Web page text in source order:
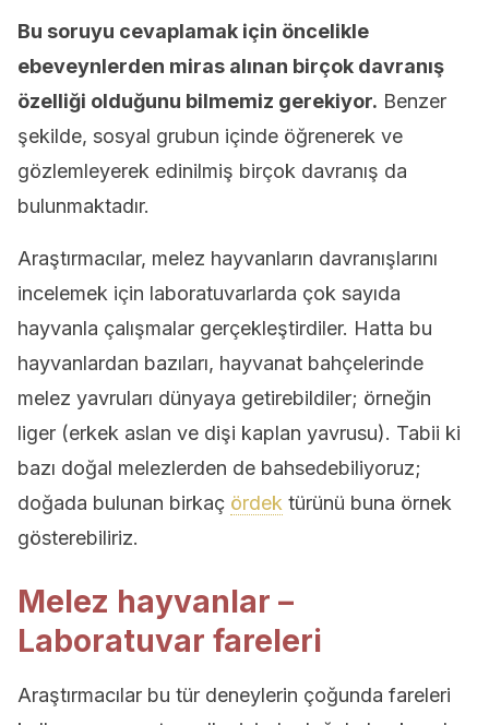
Bu soruyu cevaplamak için öncelikle
ebeveynlerden miras alınan birçok davranış
özelliği olduğunu bilmemiz gerekiyor. Benzer
şekilde, sosyal grubun içinde öğrenerek ve
gözlemleyerek edinilmiş birçok davranış da
bulunmaktadır.
Araştırmacılar, melez hayvanların davranışlarını
incelemek için laboratuvarlarda çok sayıda
hayvanla çalışmalar gerçekleştirdiler. Hatta bu
hayvanlardan bazıları, hayvanat bahçelerinde
melez yavruları dünyaya getirebildiler; örneğin
liger (erkek aslan ve dişi kaplan yavrusu). Tabii ki
bazı doğal melezlerden de bahsedebiliyoruz;
doğada bulunan birkaç ördek türünü buna örnek
gösterebiliriz.
Melez hayvanlar –
Laboratuvar fareleri
Araştırmacılar bu tür deneylerin çoğunda fareleri